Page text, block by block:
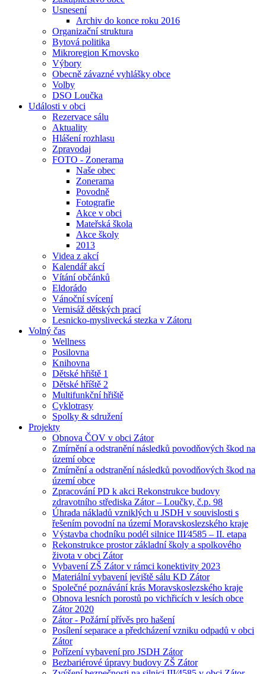
Usnesení
Archiv do konce roku 2016
Organizační struktura
Bytová politika
Mikroregion Krnovsko
Výbory
Obecně závazné vyhlášky obce
Volby
DSO Loučka
Události v obci
Rezervace sálu
Aktuality
Hlášení rozhlasu
Zpravodaj
FOTO - Zonerama
Naše obec
Zonerama
Povodně
Fotografie
Akce v obci
Mateřská škola
Akce školy
2013
Videa z akcí
Kalendář akcí
Vítání občánků
Eldorádo
Vánoční svícení
Vernisáž dětských prací
Lesnicko-myslivecká stezka v Zátoru
Volný čas
Wellness
Posilovna
Knihovna
Dětské hřiště 1
Dětské hříště 2
Multifunkční hřiště
Cyklotrasy
Spolky & sdružení
Projekty
Obnova ČOV v obci Zátor
Zmírnění a odstranění následků povodňových škod na
území obce
Zmírnění a odstranění následků povodňových škod na
území obce
Zpracování PD k akci Rekonstrukce budovy
zdravotního střediska Zátor – Loučky, č.p. 98
Úhrada nákladů vzniklých u JSDH v souvislosti s
řešením povodní na území Moravskoslezského kraje
Výstavba chodníku podél silnice III⁄4585 – II. etapa
Rekonstrukce prostor základní školy a spolkového
života v obci Zátor
Vybavení ZŠ Zátor v rámci konektivity 2023
Materiální vybavení jeviště sálu KD Zátor
Společné poznávání krás Moravskoslezského kraje
Obnova lesních porostů po vichřicích v lesích obce
Zátor 2020
Zátor - Požární přívěs pro hašení
Posílení separace a předcházení vzniku odpadů v obci
Zátor
Pořízení vybavení pro JSDH Zátor
Bezbariérové úpravy budovy ZŠ Zátor